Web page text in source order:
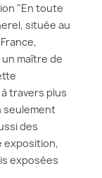
"En toute
située au
un maître de
travers plus
seulement
des
exposition,
exposées